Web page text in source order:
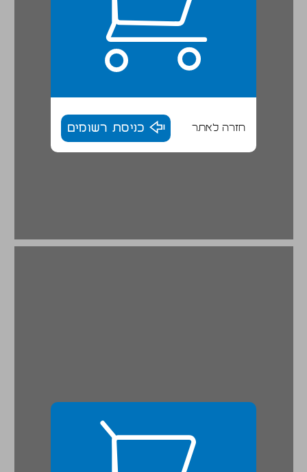
חזרה לאתר כניסת רשומים